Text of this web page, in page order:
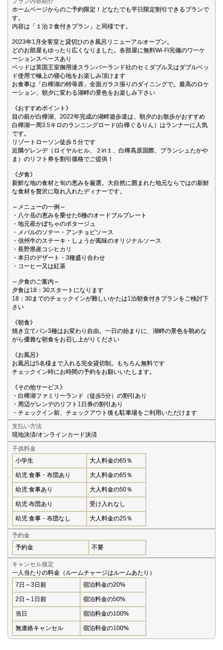
ホームページからのご予約限定！どなたでも平日限定割引できるプランで
す。
内容は「１泊２食付きプラン」と同様です。
2023年1月全客室と貸切ひのき風呂リニューアルオープン。
どのお部屋もゆったり広くなりました。各部屋に無料Wi-Fi完備のワーケ
ーションスペースあり
ベッドは英国王室御用達スランバーランド社のセミダブル又はダブルベッ
ド使用で極上の寝心地をお楽しみ頂けます
お食事は「白樺湖の特等席」全面ガラス張りのダイニングで。最高のロケ
ーション、朝夕に変わる湖畔の景色をお楽しみ下さい
《おすすめポイント》
目の前が白樺湖、2022年完成の湖畔遊歩道は、朝夕のお散歩がおすすめ
白樺湖一周3.5キロのランニングロード(白樺ぐるりん）はランナーに人気
です。
リゾートローソン徒歩５分です
近隣ゲレンデ（ロイヤルヒル、２in１、白樺高原国際、ブランシュたかや
ま）のリフト券を割引価格でご提供！
《夕食》
新鮮な地の食材と旬の恵みを厳選。大自然に囲まれた地元ならではの新鮮
な食材を贅沢に取れ入れたディナーです。
～メニューの一例～
・八ケ岳の恵みを乗せた6種のオードブルプレート
・地元産かぼちゃのポタージュ
・メバルのソテー・アンチョビソース
・信州牛のステーキ・しょうが風味のオリジナルソース
・長野県産コシヒカリ
・本日のデザート・3種盛り合わせ
・コーヒー又は紅茶
～夕食のご案内～
夕食は18：30スタートになります
18：30までのチェックインが難しいかたは1泊朝食付きプランをご検討下
さい
《朝食》
焼き立てパン3種はお変わり自由。一日の始まりに、湖畔の景色を眺めな
がら優雅な朝食をお召し上がりください
《お風呂》
お風呂は5名様まで入れる完全貸切制。もちろん無料です
チェックイン時にお時間の予約をお願いいたします。
《その他サービス》
・白樺湖ファミリーランド（徒歩5分）の割引あり
・周辺ゲレンデのリフト1日券の割引あり
・チェックイン前、チェックアウト後も駐車場をご利用いただけます
支払い方法
現地決済/オンラインカード決済
子供料金
小学生
大人料金の65％
幼児:食事・布団あり 大人料金の65％
幼児:食事あり 大人料金の50％
幼児:布団あり 受け入れなし
幼児:食事・布団なし 大人料金の25％
予約金
予約金
不要
キャンセル規定
一人当たりの料金（ルームチャージはルームあたり）
7日～3日前
宿泊料金の20%
2日～1日前 宿泊料金の50%
当日 宿泊料金の100%
無連絡キャンセル 宿泊料金の100%